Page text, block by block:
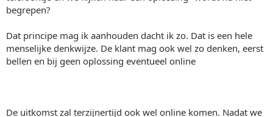
begrepen?
Dat principe mag ik aanhouden dacht ik zo. Dat is een hele
menselijke denkwijze. De klant mag ook wel zo denken, eerst
bellen en bij geen oplossing eventueel online
De uitkomst zal terzijnertijd ook wel online komen. Nadat we